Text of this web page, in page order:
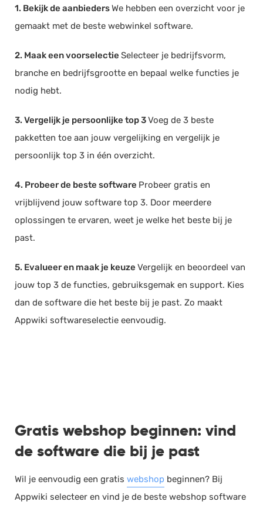
1. Bekijk de aanbiedersWe hebben een overzicht voor je
gemaakt met de beste webwinkel software.
2. Maak een voorselectie Selecteer je bedrijfsvorm,
branche en bedrijfsgrootte en bepaal welke functies je
nodig hebt.
3. Vergelijk je persoonlijke top 3Voeg de 3 beste
pakketten toe aan jouw vergelijking en vergelijk je
persoonlijk top 3 in één overzicht.
4. Probeer de beste software Probeer gratis en
vrijblijvend jouw software top 3. Door meerdere
oplossingen te ervaren, weet je welke het beste bij je
past.
5. Evalueer en maak je keuze Vergelijk en beoordeel van
jouw top 3 de functies, gebruiksgemak en support. Kies
dan de software die het beste bij je past. Zo maakt
Appwiki softwareselectie eenvoudig.
Gratis webshop beginnen: vind
de software die bij je past
Wil je eenvoudig een gratis webshop beginnen? Bij
Appwiki selecteer en vind je de beste webshop software